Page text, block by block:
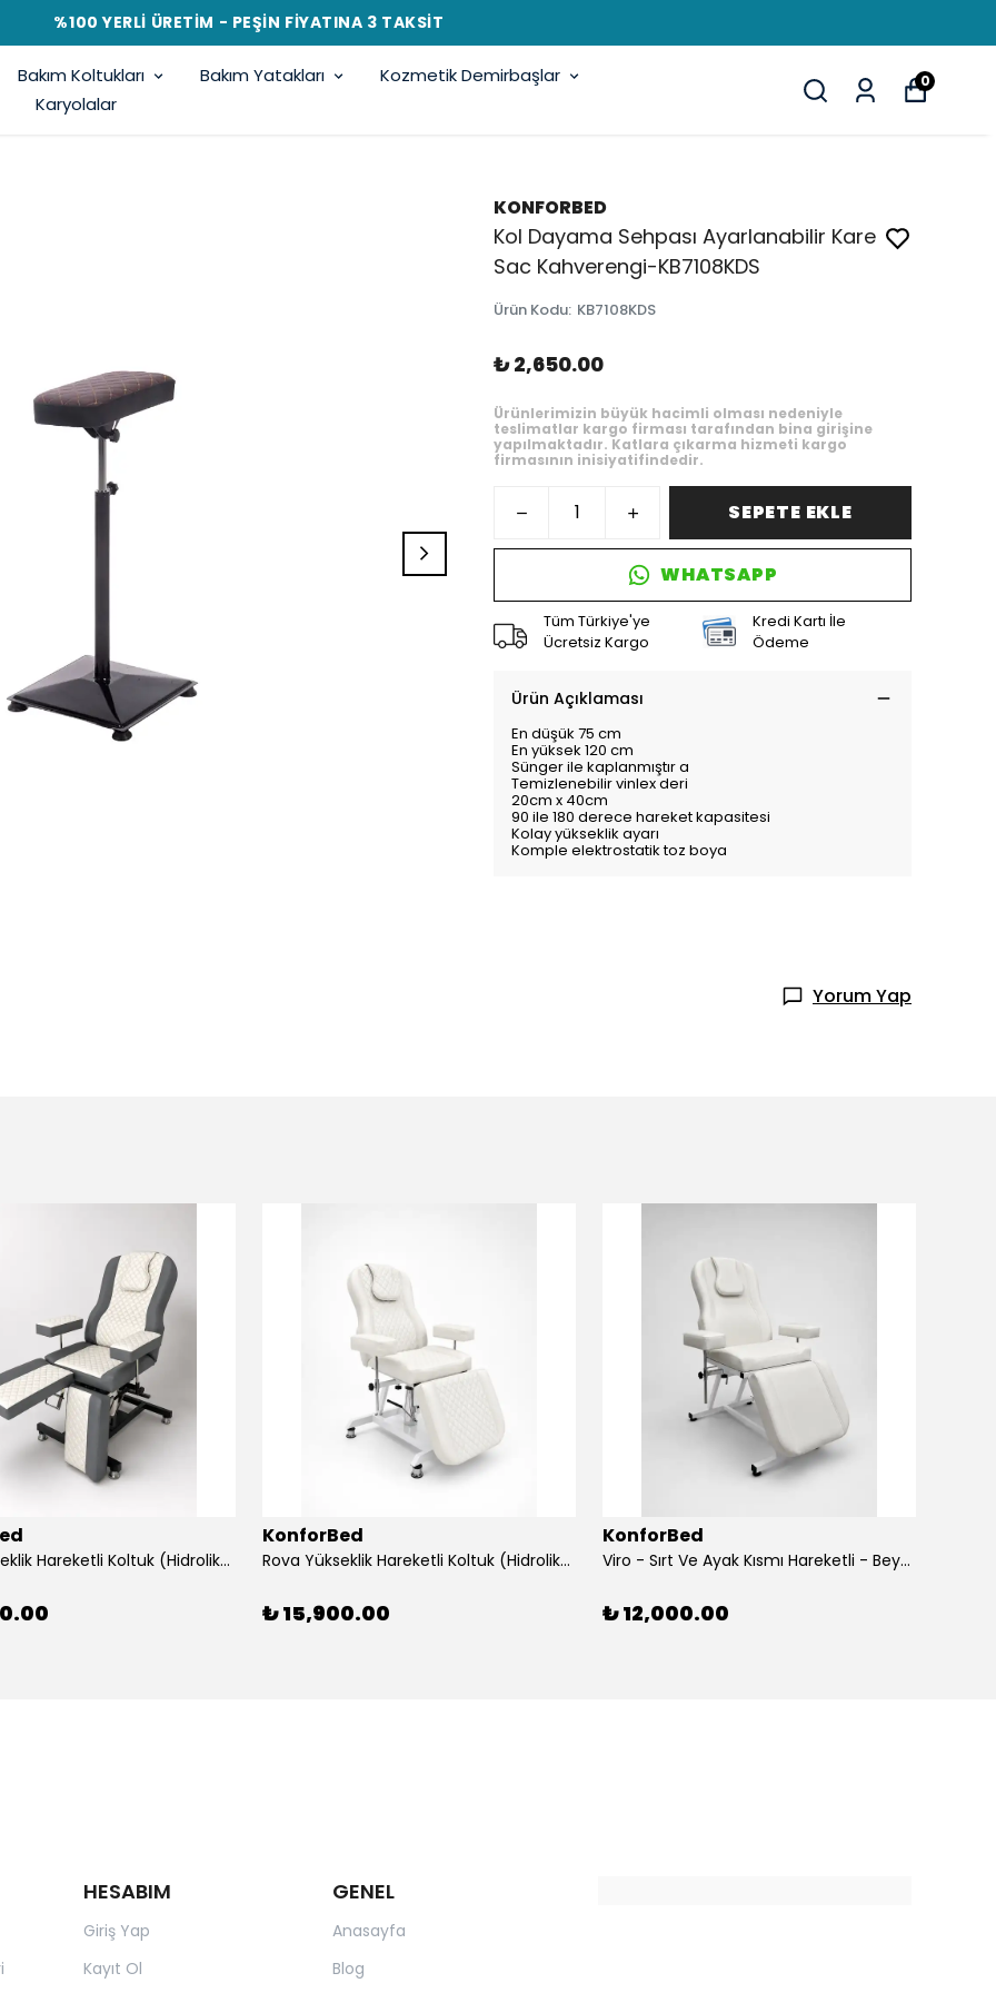
%100 YERLİ ÜRETİM - PEŞİN FİYATINA 3 TAKSİT
Bakım Koltukları Bakım Yatakları
Kozmetik Demirbaşlar
Karyolalar
0
KONFORBED
Kol Dayama Sehpası Ayarlanabilir Kare
Sac Kahverengi-KB7108KDS
Ürün Kodu: KB7108KDS
₺ 2,650.00
Ürünlerimizin büyük hacimli olması nedeniyle
teslimatlar kargo firması tarafından bina girişine
yapılmaktadır. Katlara çıkarma hizmeti kargo
firmasının inisiyatifindedir.
SEPETE EKLE
WHATSAPP
Tüm Türkiye'ye
Ücretsiz Kargo
Kredi Kartı İle
Ödeme
Ürün Açıklaması
En düşük 75 cm
En yüksek 120 cm
Sünger ile kaplanmıştır a
Temizlenebilir vinlex deri
20cm x 40cm
90 ile 180 derece hareket kapasitesi
Kolay yükseklik ayarı
Komple elektrostatik toz boya
Yorum Yap
Rova Yükseklik Hareketli Koltuk (Hidrolik) Beyaz-Gri
KonforBed
Rova Yükseklik Hareketli Koltuk (Hidrolik) Beyaz
₺ 15,900.00
KonforBed
Viro - Sırt Ve Ayak Kısmı Hareketli - Beyaz
₺ 12,000.00
HESABIM
Giriş Yap
Kayıt Ol
GENEL
Anasayfa
Blog